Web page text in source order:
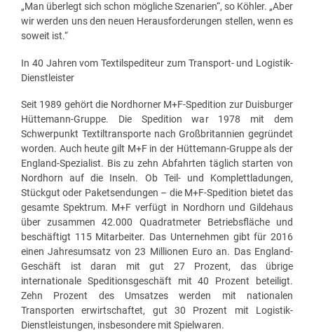
„Man überlegt sich schon mögliche Szenarien“, so Köhler. „Aber
wir werden uns den neuen Herausforderungen stellen, wenn es
soweit ist.“
In 40 Jahren vom Textilspediteur zum Transport- und Logistik-
Dienstleister
Seit 1989 gehört die Nordhorner M+F-Spedition zur Duisburger
Hüttemann-Gruppe. Die Spedition war 1978 mit dem
Schwerpunkt Textiltransporte nach Großbritannien gegründet
worden. Auch heute gilt M+F in der Hüttemann-Gruppe als der
England-Spezialist. Bis zu zehn Abfahrten täglich starten von
Nordhorn auf die Inseln. Ob Teil- und Komplettladungen,
Stückgut oder Paketsendungen – die M+F-Spedition bietet das
gesamte Spektrum. M+F verfügt in Nordhorn und Gildehaus
über zusammen 42.000 Quadratmeter Betriebsfläche und
beschäftigt 115 Mitarbeiter. Das Unternehmen gibt für 2016
einen Jahresumsatz von 23 Millionen Euro an. Das England-
Geschäft ist daran mit gut 27 Prozent, das übrige
internationale Speditionsgeschäft mit 40 Prozent beteiligt.
Zehn Prozent des Umsatzes werden mit nationalen
Transporten erwirtschaftet, gut 30 Prozent mit Logistik-
Dienstleistungen, insbesondere mit Spielwaren.